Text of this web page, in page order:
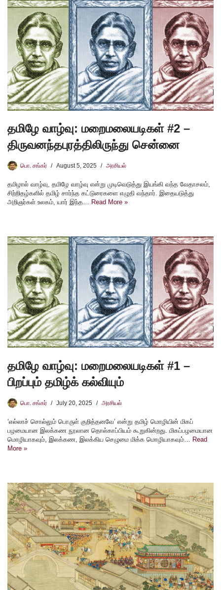
தமிழே வாழ்வு: மறைமலையடிகள் #2 –
திருவனந்தபுரத்திலிருந்து சென்னை
பொ. சங்கர் August 5, 2025 அரசியல்
தமிழால் வாழ்வு, தமிழே வாழ்வு என்று முடிவெடுத்து இயங்கி வந்த வேதாசலம்,
சிற்றிதழ்களில் தமிழ் சார்ந்த கட்டுரைகளை எழுதி வந்தார். இதையடுத்து
அறிஞர்கள் உலகம், யார் இந்த… Read More »
தமிழே வாழ்வு: மறைமலையடிகள் #1 –
பிறப்பும் தமிழ்க் கல்வியும்
பொ. சங்கர் July 20, 2025 அரசியல்
‘எல்லாச் சொல்லும் பொருள் குறித்தனவே’ என்று தமிழ் மொழியின் மிகப்
பழமையான இலக்கண நூலான தொல்காப்பியம் கூறுகின்றது. மிகப்பழமையான
மொழியாகவும், இலக்கண, இலக்கிய செழுமை மிக்க மொழியாகவும்… Read
More »